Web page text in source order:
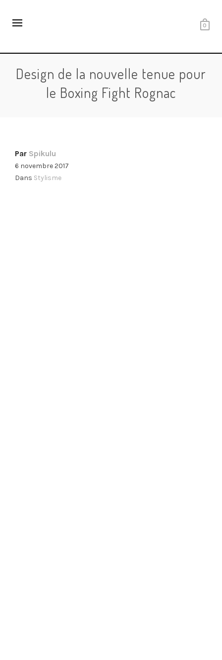
0
Design de la nouvelle tenue pour
le Boxing Fight Rognac
Par Spikulu
6 novembre 2017
Dans Stylisme